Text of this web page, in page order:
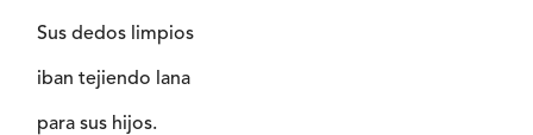
Sus dedos limpios
iban tejiendo lana
para sus hijos.